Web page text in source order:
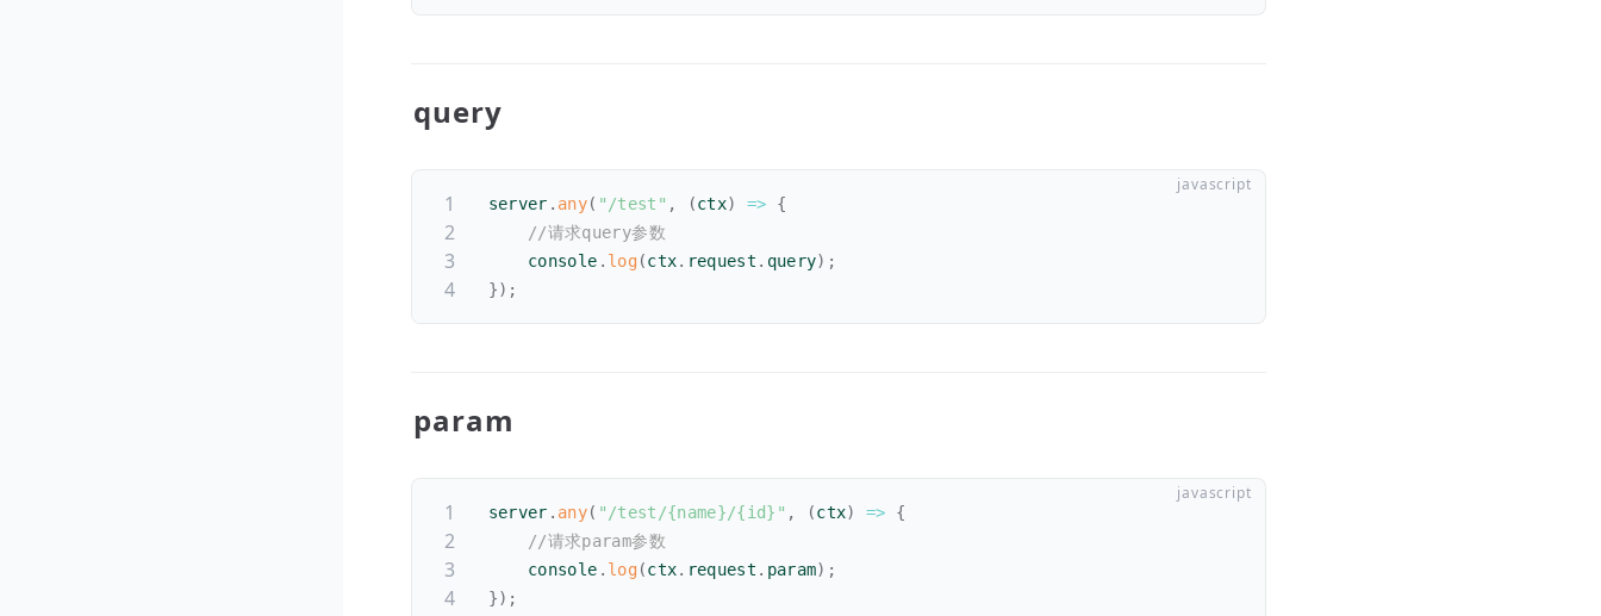
query
server . any( "/test" , (ctx) =>
{
//请求query参数
    console
. log (ctx. request . query) ;
}) ;
param
server . any( "/test/{name}/{id}" , (ctx) =>
{
//请求param参数
    console
. log (ctx. request . param) ;
}) ;